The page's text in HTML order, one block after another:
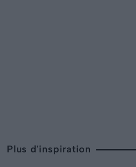
Plus d'inspiration